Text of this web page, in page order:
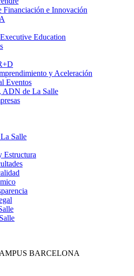
Financiación e Innovación
Education
y Aceleración
Eventos
ADN de La Salle
Salle
Estructura
BARCELONA